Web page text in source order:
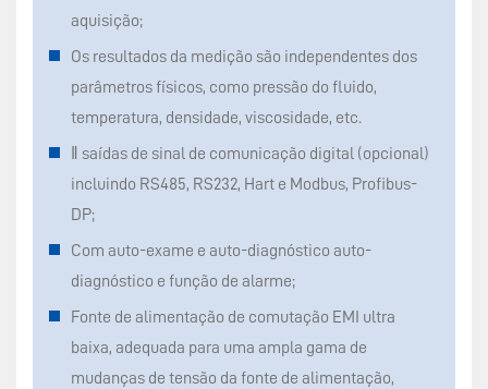
aquisição;
Os resultados da medição são independentes dos
parâmetros físicos, como pressão do fluido,
temperatura, densidade, viscosidade, etc.
‖ saídas de sinal de comunicação digital (opcional)
incluindo RS485, RS232, Hart e Modbus, Profibus-
DP;
Com auto-exame e auto-diagnóstico auto-
diagnóstico e função de alarme;
Fonte de alimentação de comutação EMI ultra
baixa, adequada para uma ampla gama de
mudanças de tensão da fonte de alimentação,